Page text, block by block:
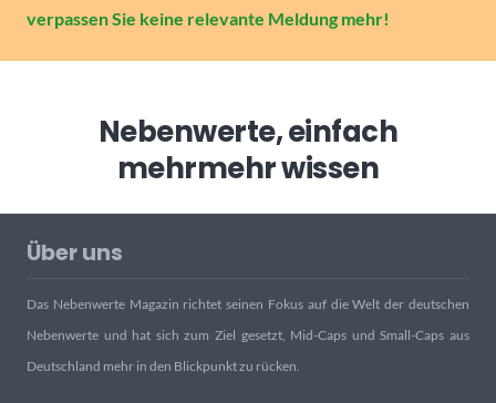
verpassen Sie keine relevante Meldung mehr!
Nebenwerte, einfach
mehrmehr wissen
Über uns
Das Nebenwerte Magazin richtet seinen Fokus auf die Welt der deutschen
Nebenwerte und hat sich zum Ziel gesetzt, Mid-Caps und Small-Caps aus
Deutschland mehr in den Blickpunkt zu rücken.